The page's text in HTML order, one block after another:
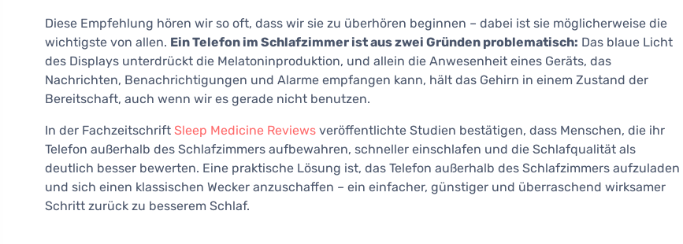
Diese Empfehlung hören wir so oft, dass wir sie zu überhören beginnen – dabei ist sie möglicherweise die
wichtigste von allen. Ein Telefon im Schlafzimmer ist aus zwei Gründen problematisch: Das blaue Licht
des Displays unterdrückt die Melatoninproduktion, und allein die Anwesenheit eines Geräts, das
Nachrichten, Benachrichtigungen und Alarme empfangen kann, hält das Gehirn in einem Zustand der
Bereitschaft, auch wenn wir es gerade nicht benutzen.
In der Fachzeitschrift Sleep Medicine Reviews veröffentlichte Studien bestätigen, dass Menschen, die ihr
Telefon außerhalb des Schlafzimmers aufbewahren, schneller einschlafen und die Schlafqualität als
deutlich besser bewerten. Eine praktische Lösung ist, das Telefon außerhalb des Schlafzimmers aufzuladen
und sich einen klassischen Wecker anzuschaffen – ein einfacher, günstiger und überraschend wirksamer
Schritt zurück zu besserem Schlaf.